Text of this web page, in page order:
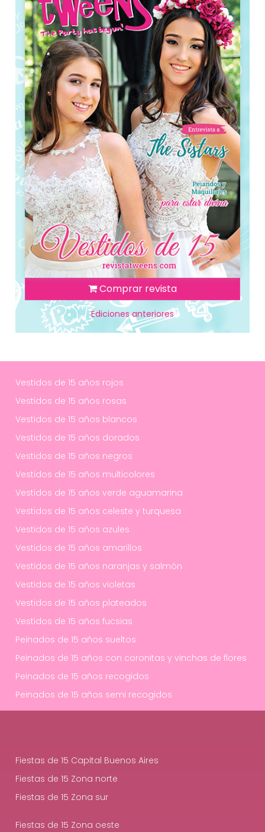
Comprar revista
Ediciones anteriores
Vestidos de 15 años rojos
Vestidos de 15 años rosas
Vestidos de 15 años blancos
Vestidos de 15 años dorados
Vestidos de 15 años negros
Vestidos de 15 años multicolores
Vestidos de 15 años verde aguamarina
Vestidos de 15 años celeste y turquesa
Vestidos de 15 años azules
Vestidos de 15 años amarillos
Vestidos de 15 años naranjas y salmón
Vestidos de 15 años violetas
Vestidos de 15 años plateados
Vestidos de 15 años fucsias
Peinados de 15 años sueltos
Peinados de 15 años con coronitas y vinchas de flores
Peinados de 15 años recogidos
Peinados de 15 años semi recogidos
Fiestas de 15 Capital Buenos Aires
Fiestas de 15 Zona norte
Fiestas de 15 Zona sur
Fiestas de 15 Zona oeste